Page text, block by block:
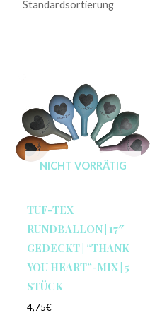
NICHT VORRÄTIG
TUF-TEX
RUNDBALLON | 17″
GEDECKT | “THANK
YOU HEART”-MIX | 5
STÜCK
4,75€